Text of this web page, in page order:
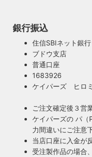
銀行振込
住信SBIネット銀行
ブドウ支店
普通口座
1683926
ケイパーズ ヒロミ
ご注文確定後３営
ケイパーズの パ（
力間違いにご注意
当店口座に入金が
受注製作品の場合